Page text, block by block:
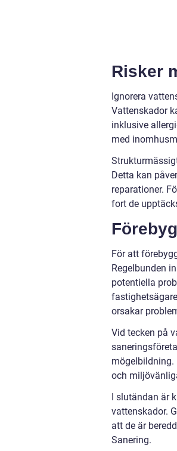
Risker
Ignorera
Vattenskador
inklusive
med
Detta kan
reparationer.
fort de
För att
Regelbunden
potentiella
orsakar
Vid tecken på
mögelbildning.
och
I slutändan är
vattenskador.
att de är
Sanering.